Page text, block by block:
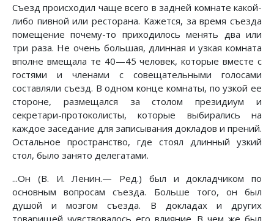
Съезд происходил чаще всего в задней комнате какой-
либо пивной или ресторана. Кажется, за время съезда
помещение почему-то приходилось менять два или
три раза. Не очень большая, длинная и узкая комната
вполне вмещала те 40—45 человек, которые вместе с
гостями и членами с совещательными голосами
составляли съезд. В одном конце комнаты, по узкой ее
стороне, размещался за столом президиум и
секретари-протоколисты, которые выбирались на
каждое заседание для записывания докладов и прений.
Остальное пространство, где стоял длинный узкий
стол, было занято делегатами.
...Он (В. И. Ленин.— Ред.) был и докладчиком по
основным вопросам съезда. Больше того, он был
душой и мозгом съезда. В докладах и других
товарищей чувствовалось его влияние. В чем же был